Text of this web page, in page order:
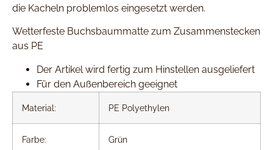
die Kacheln problemlos eingesetzt werden.
Wetterfeste Buchsbaummatte zum Zusammenstecken
aus PE
Der Artikel wird fertig zum Hinstellen ausgeliefert
Für den Außenbereich geeignet
Material: PE Polyethylen
Farbe: Grün